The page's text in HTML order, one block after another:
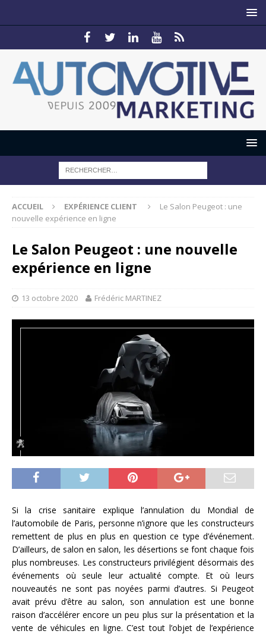
ACCUEIL EXPÉRIENCE CLIENT
Le Salon Peugeot : une
nouvelle expérience en ligne
Le Salon Peugeot : une nouvelle
expérience en ligne
13 octobre 2020 Frédéric MARTINEZ
Si la crise sanitaire explique l’annulation du Mondial de
l’automobile de Paris, personne n’ignore que les constructeurs
remettent de plus en plus en question ce type d’événement.
D’ailleurs, de salon en salon, les désertions se font chaque fois
plus nombreuses. Les constructeurs privilégient désormais des
événements où seule leur actualité compte. Et où leurs
nouveautés ne sont pas noyées parmi d’autres. Si Peugeot
avait prévu d’être au salon, son annulation est une bonne
raison d’accélérer encore un peu plus sur la présentation et la
vente de véhicules en ligne. C’est tout l’objet de l’expérience